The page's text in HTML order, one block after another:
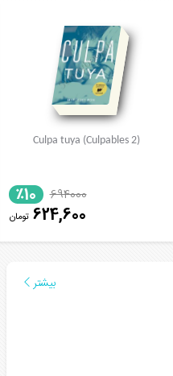
Culpa tuya (Culpables 2)
694000
٪10
624,600 تومان
بیشتر